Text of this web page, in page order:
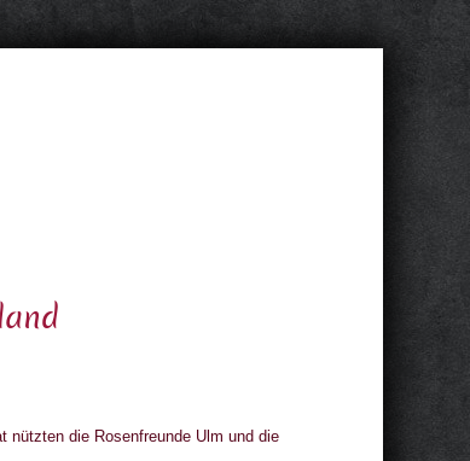
die Rosenfreunde Ulm und die